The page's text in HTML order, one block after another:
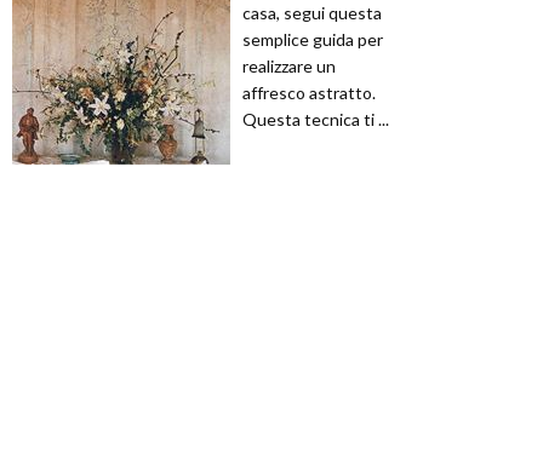
casa, segui questa
semplice guida per
realizzare un
affresco astratto.
Questa tecnica ti ...